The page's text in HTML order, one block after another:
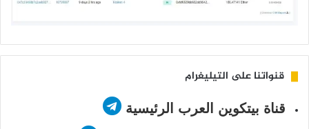
قنواتنا على التيليغرام
قناة بيتكوين العرب الرئيسية